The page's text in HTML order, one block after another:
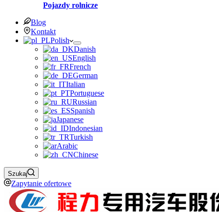
Pojazdy rolnicze
Blog
Kontakt
Polish
Danish
English
French
German
Italian
Portuguese
Russian
Spanish
Japanese
Indonesian
Turkish
Arabic
Chinese
Szukaj
Zapytanie ofertowe